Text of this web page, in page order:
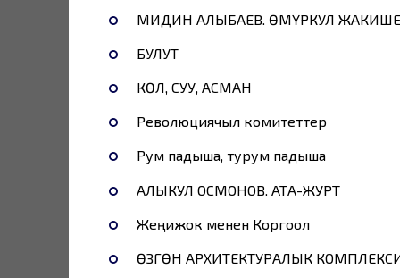
МИДИН АЛЫБАЕВ. ӨМҮРКУЛ
БУЛУТ
КӨЛ, СУУ, АСМАН
Революциячыл комитеттер
Рум падыша, турум падыша
АЛЫКУЛ ОСМОНОВ. АТА-ЖУРТ
Жеңижок менен Коргоол
ӨЗГӨН АРХИТЕКТУРАЛЫК